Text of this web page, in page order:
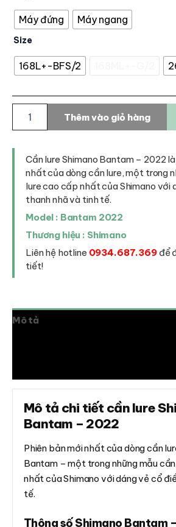
Máy đứng Máy ngang
Size
168L+-BFS/2
Shimano
Bantam
2022
lượng
Thêm vào giỏ hàng
Cần lure Shimano Bantam – 2022
nhất của dòng cần lure, một trong
lure cao cấp nhất của Shimano với
thanh nhã và tinh tế.
Model : Bantam 2022
Thương hiệu : Shimano
Liên hệ hotline 0934.687.369để
tiết!
Mô tả
Mô tả chi tiết cần lure
Bantam – 2022
Phiên bản mới nhất của dòng cần
Bantam – một trong những mẫu
nhất của Shimano với dáng vẻ cổ
tế.
Thông số Shimano Bantam